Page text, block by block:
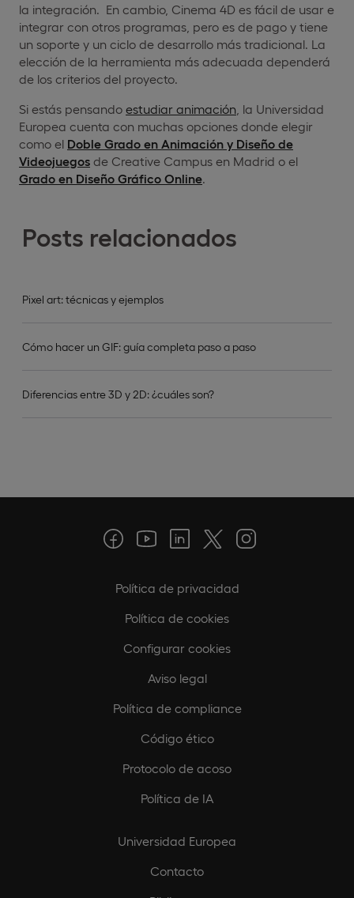
Posts relacionados
Pixel art: técnicas y ejemplos
Cómo hacer un GIF: guía completa paso a paso
Diferencias entre 3D y 2D: ¿cuáles son?
la integración. En cambio, Cinema 4D es fácil de usar e
integrar con otros programas, pero es de pago y tiene
un soporte y un ciclo de desarrollo más tradicional. La
elección de la herramienta más adecuada dependerá
de los criterios del proyecto.
Si estás pensando estudiar animación , la Universidad
Europea cuenta con muchas opciones donde elegir
como el Doble Grado en Animación y Diseño de
Videojuegos de Creative Campus en Madrid o el
Grado en Diseño Gráfico Online
Política de privacidad
Política de cookies
Configurar cookies
Aviso legal
Política de compliance
Código ético
Protocolo de acoso
Política de IA
Universidad Europea
Contacto